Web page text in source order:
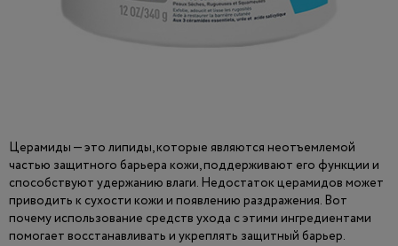
Церамиды — это липиды, которые являются неотъемлемой
частью защитного барьера кожи, поддерживают его функции и
способствуют удержанию влаги. Недостаток церамидов может
приводить к сухости кожи и появлению раздражения. Вот
почему использование средств ухода с этими ингредиентами
помогает восстанавливать и укреплять защитный барьер.